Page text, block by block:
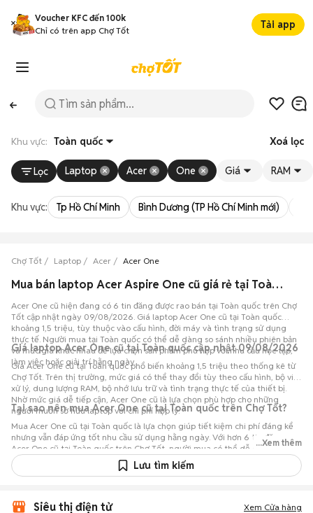
Voucher KFC đến 100k
Chỉ có trên app Chợ Tốt
Tải app
Khu vực: Toàn quốc Xoá lọc
Lọc Laptop Acer One Giá RAM
Khu vực: Tp Hồ Chí Minh Bình Dương (TP Hồ Chí Minh mới)
Chợ Tốt Laptop Acer Acer One
Mua bán laptop Acer Aspire One cũ giá rẻ tại Toàn quốc
Acer One cũ hiện đang có 6 tin đăng được rao bán tại Toàn quốc trên Chợ
Tốt cập nhật ngày 09/08/2026. Giá laptop Acer One cũ tại Toàn quốc
khoảng 1,5 triệu, tùy thuộc vào cấu hình, đời máy và tình trạng sử dụng
thực tế. Người mua tại Toàn quốc có thể dễ dàng so sánh nhiều phiên bản
và mức giá khác nhau để lựa chọn sản phẩm phù hợp với nhu cầu học tập,
làm việc hoặc giải trí hằng ngày.
Giá laptop Acer One cũ tại Toàn quốc cập nhật 09/08/2026
Giá Acer One cũ tại Toàn quốc phổ biến khoảng 1,5 triệu theo thống kê từ
Chợ Tốt. Trên thị trường, mức giá có thể thay đổi tùy theo cấu hình, bộ vi
xử lý, dung lượng RAM, bộ nhớ lưu trữ và tình trạng thực tế của thiết bị.
Nhờ mức giá dễ tiếp cận, Acer One cũ là lựa chọn phù hợp cho những
người muốn sở hữu laptop với chi phí hợp lý.
Tại sao nên mua Acer One cũ tại Toàn quốc trên Chợ Tốt?
Mua Acer One cũ tại Toàn quốc là lựa chọn giúp tiết kiệm chi phí đáng kể
nhưng vẫn đáp ứng tốt nhu cầu sử dụng hằng ngày. Với hơn 6 tin đăng
Acer One cũ tại Toàn quốc trên Chợ Tốt, người mua có thể dễ dàng tham
khảo nhiều mức giá và tình trạng máy khác nhau để lựa chọn sản phẩm
phù hợp với nhu cầu và ngân sách.
...Xem thêm
Lưu tìm kiếm
Siêu thị điện tử Xem Cửa hàng